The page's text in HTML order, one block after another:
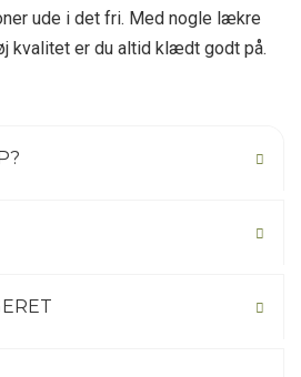
ude i det fri. Med nogle lækre
kvalitet er du altid klædt godt på.